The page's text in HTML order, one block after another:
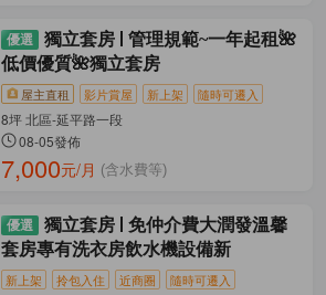
獨立套房
管理規範~一年起租🌺
低價優質🌺獨立套房
屋主直租 影片賞屋 新上架 隨時可遷入
8坪 北區-延平路一段
08-05發佈
7,000元/月 (含水費等)
獨立套房
免仲介費大潤發溫馨
套房專有洗衣房飲水機設備新
新上架 拎包入住 近商圈 隨時可遷入